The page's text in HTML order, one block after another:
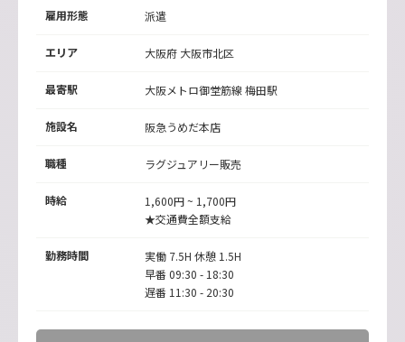
雇用形態 派遣
エリア 大阪府 大阪市北区
最寄駅 大阪メトロ御堂筋線梅田駅
施設名 阪急うめだ本店
職種 ラグジュアリー販売
時給
1,600円 ~ 1,700円
★交通費全額支給
勤務時間
実働 7.5H 休憩 1.5H
早番 09:30 - 18:30
遅番 11:30 - 20:30